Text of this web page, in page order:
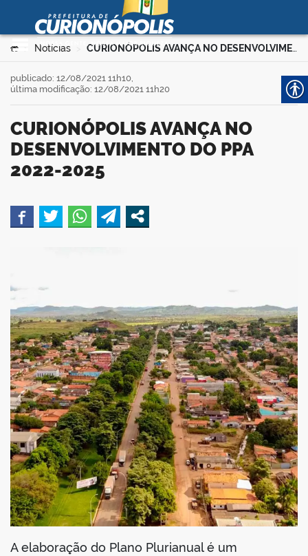
Ir para o conteúdo
Prefeitura Municipal de
Curionópolis
Você está aqui:
Notícias > CURIONÓPOLIS AVANÇA NO DESENVOLVIMENTO DO PPA 2022-2025
CURIONÓPOLIS AVANÇA NO
DESENVOLVIMENTO DO PPA
2022-2025
publicado: 12/08/2021 11h10,
última modificação: 12/08/2021 11h20
A elaboração do Plano Plurianual é um